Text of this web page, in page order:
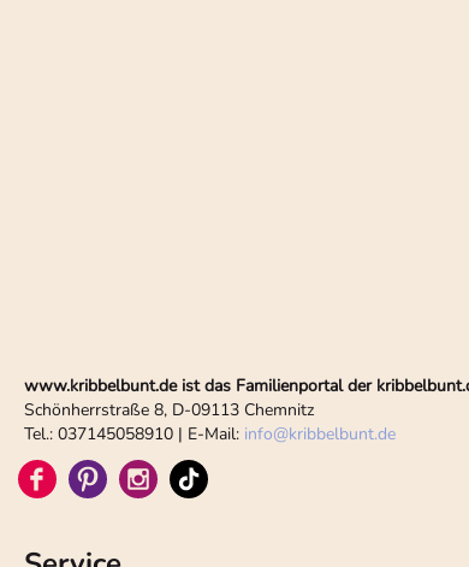
www.kribbelbunt.de ist das Familienportal der
Schönherrstraße 8, D-09113 Chemnitz
Tel.: 037145058910 | E-Mail: info@kribbelbunt.de